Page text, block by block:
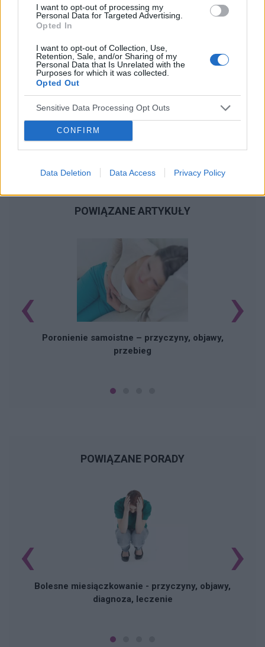
I want to opt-out of processing my
Personal Data for Targeted Advertising.
Opted In
I want to opt-out of Collection, Use,
Retention, Sale, and/or Sharing of my
Personal Data that Is Unrelated with the
Purposes for which it was collected.
Opted Out
Sensitive Data Processing Opt Outs
CONFIRM
Data Deletion Data Access Privacy Policy
POWIĄZANE ARTYKUŁY
Poronienie samoistne – przyczyny, objawy,
przebieg
‹ ›
POWIĄZANE PORADY
Bolesne miesiączkowanie - przyczyny, objawy,
diagnoza, leczenie
‹ ›